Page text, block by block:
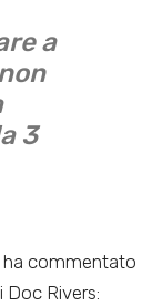
a
3
ha commentato
Doc Rivers: